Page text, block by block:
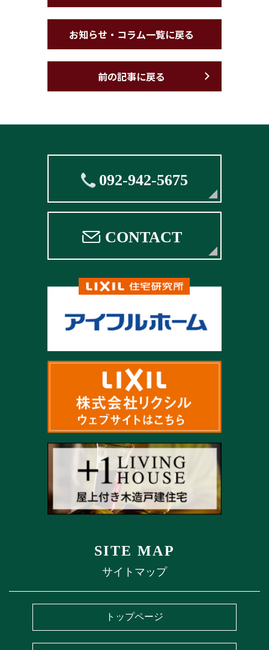
お知らせ・コラム一覧に戻る
前の記事に戻る
092-942-5675
CONTACT
SITE MAP
サイトマップ
トップページ